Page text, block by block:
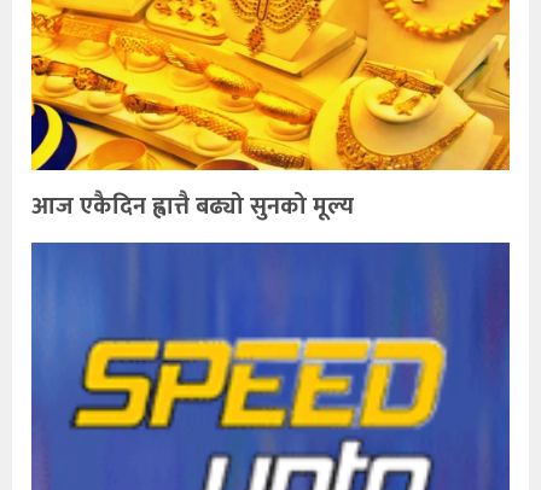
आज एकैदिन ह्वात्तै बढ्यो सुनको मूल्य